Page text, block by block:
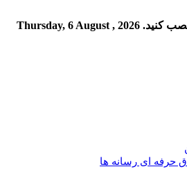
نصب کنید. Thursday, 6 August , 2026
حرفه ای رسانه ها